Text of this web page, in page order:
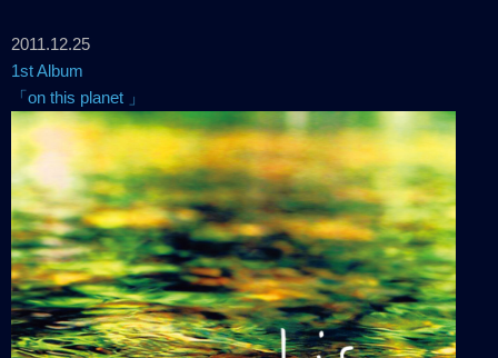
2011.12.25
1st Album
「on this planet 」